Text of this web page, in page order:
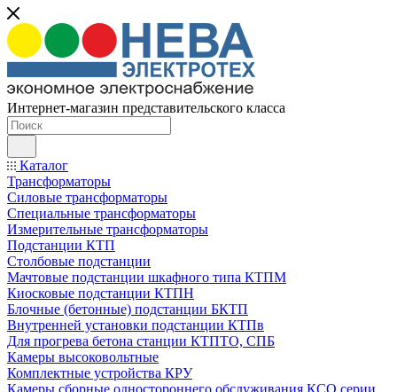
Интернет-магазин представительского класса
Каталог
Трансформаторы
Силовые трансформаторы
Специальные трансформаторы
Измерительные трансформаторы
Подстанции КТП
Столбовые подстанции
Мачтовые подстанции шкафного типа КТПМ
Киосковые подстанции КТПН
Блочные (бетонные) подстанции БКТП
Внутренней установки подстанции КТПв
Для прогрева бетона станции КТПТО, СПБ
Камеры высоковольтные
Комплектные устройства КРУ
Камеры сборные одностороннего обслуживания КСО серии